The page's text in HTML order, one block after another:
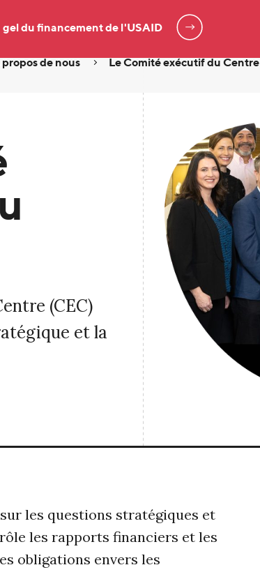
gel du financement de l'USAID
de nous Le Comité exécutif du Centre
(CEC)
et la
les questions stratégiques et
les rapports financiers et les
obligations envers les